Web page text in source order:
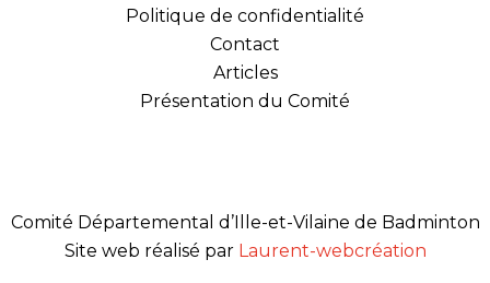
Politique de confidentialité
Contact
Articles
Présentation du Comité
Comité Départemental d’Ille-et-Vilaine de Badminton
Site web réalisé par Laurent-webcréation